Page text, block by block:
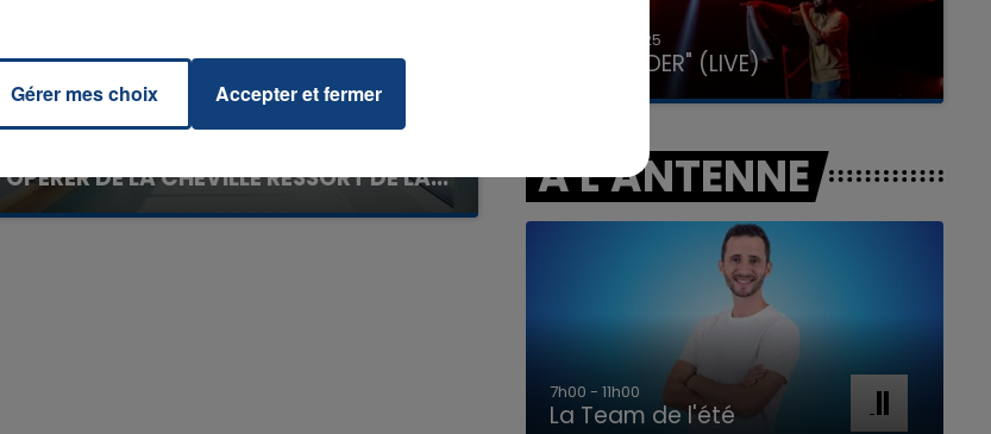
20 juillet 2026
OPÉRER DE LA CHEVILLE RESSORT DE LA...
La famille a porté plainte contre la clinique qui a
31 janvier 2025
GIMS "SPIDER" (LIVE)
A L'ANTENNE
7h00 - 11h00
La Team de l'été
Gérer mes choix Accepter et fermer